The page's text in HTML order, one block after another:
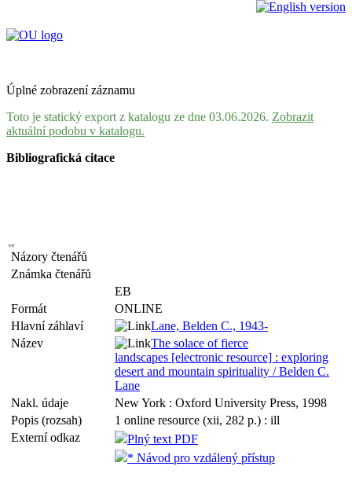
Úplné zobrazení záznamu
Toto je statický export z katalogu ze dne 03.06.2026. Zobrazit
aktuální podobu v katalogu.
Bibliografická citace
Názory čtenářů
Známka čtenářů
EB
Formát
ONLINE
Hlavní záhlaví
Lane, Belden C., 1943-
Název
The solace of fierce
landscapes [electronic resource] : exploring
desert and mountain spirituality / Belden C.
Lane
Nakl. údaje
New York : Oxford University Press, 1998
Popis (rozsah)
1 online resource (xii, 282 p.) : ill
Externí odkaz
Plný text PDF
* Návod pro vzdálený přístup